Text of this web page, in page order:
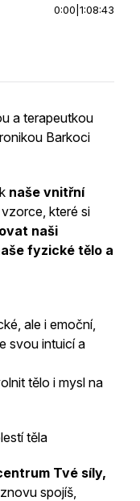
0:00 1:08:43
a terapeutkou
Barkoci
naše vnitřní
které si
naši
fyzické tělo a
ale i emoční,
svou intuicí a
tělo i mysl na
těla
Tvé síly,
spojíš,